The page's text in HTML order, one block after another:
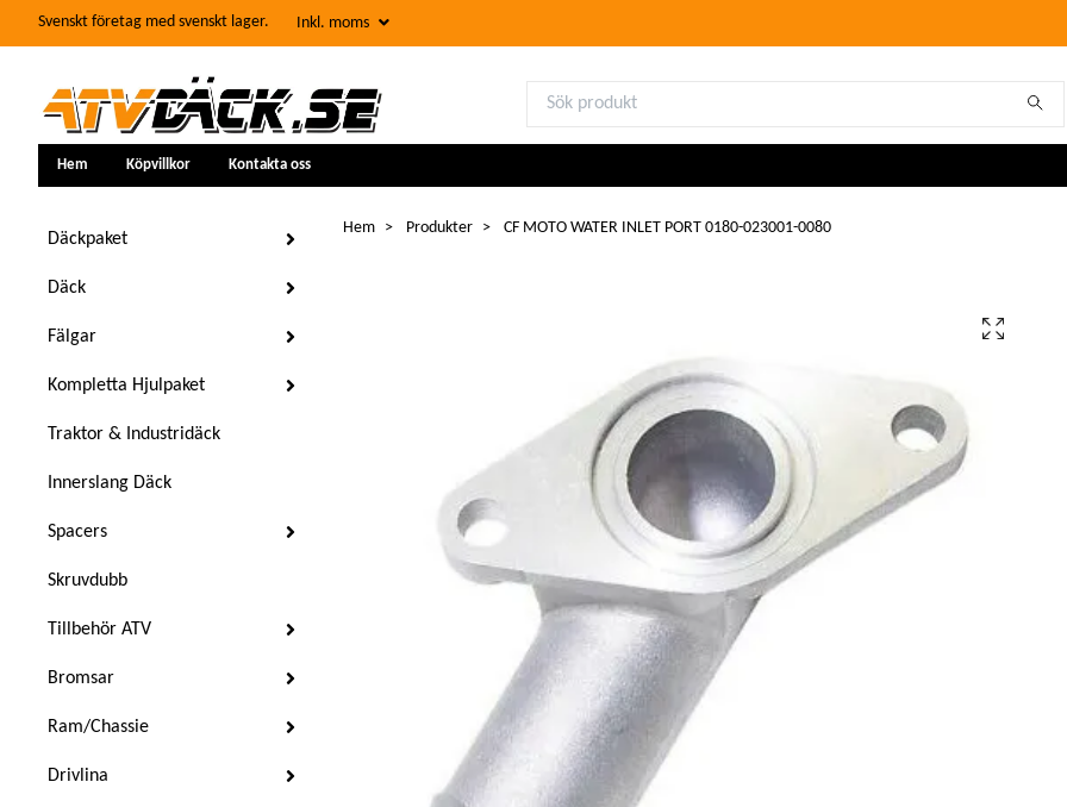
Svenskt företag med svenskt lager. Inkl. moms
Hem Köpvillkor Kontakta oss
Däckpaket
Däck
Fälgar
Kompletta Hjulpaket
Traktor & Industridäck
Innerslang Däck
Spacers
Skruvdubb
Tillbehör ATV
Bromsar
Ram/Chassie
Drivlina
Hem Produkter CF MOTO WATER INLET PORT 0180-023001-0080